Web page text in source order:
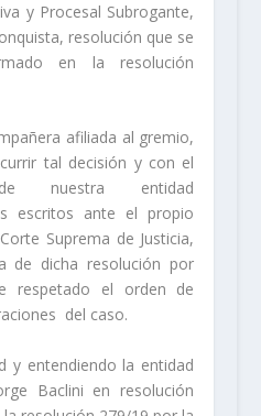
y Procesal Subrogante,
resolución que se
en la resolución
afiliada al gremio,
tal decisión y con el
de nuestra entidad
escritos ante el propio
Suprema de Justicia,
de dicha resolución por
respetado el orden de
del caso.
y entendiendo la entidad
Baclini en resolución